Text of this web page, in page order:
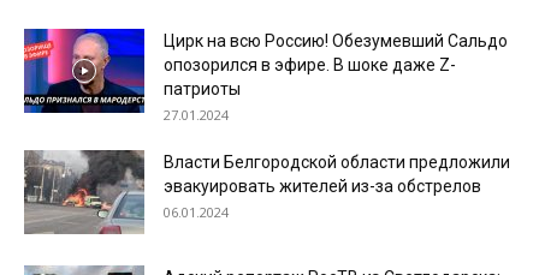
Цирк на всю Россию! Обезумевший Сальдо
опозорился в эфире. В шоке даже Z-
патриоты
27.01.2024
Власти Белгородской области предложили
эвакуировать жителей из-за обстрелов
06.01.2024